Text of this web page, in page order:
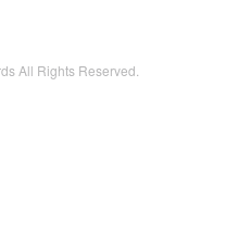
All Rights Reserved.